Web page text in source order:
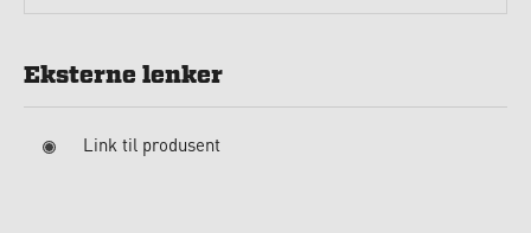
Eksterne lenker
Link til produsent